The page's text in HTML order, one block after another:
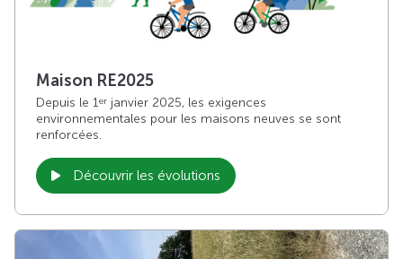
Maison RE2025
Depuis le 1er janvier 2025, les exigences
environnementales pour les maisons neuves se sont
renforcées.
Découvrir les évolutions